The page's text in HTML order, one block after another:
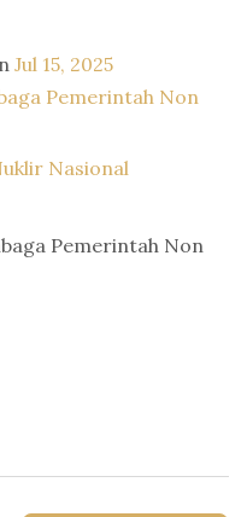
Jul 15, 2025
Pemerintah Non
Nasional
Pemerintah Non